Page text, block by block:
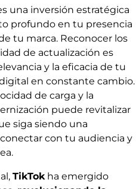
una inversión estratégica
profundo en tu presencia
tu marca. Reconocer los
de actualización es
y la eficacia de tu
en constante cambio.
de carga y la
puede revitalizar
siga siendo una
con tu audiencia y
TikTokha emergido